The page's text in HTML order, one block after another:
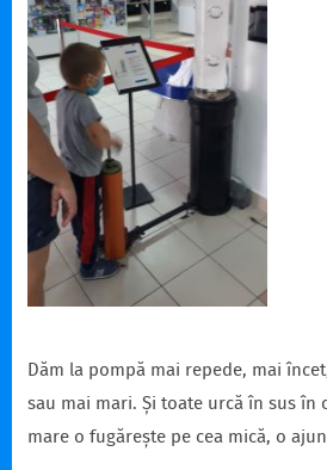
Dăm la pompă mai repede, mai
sau mai mari. Și toate urcă în sus în
mare o fugărește pe cea mică, o